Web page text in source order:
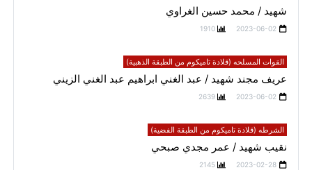
شهيد / محمد حسين الغراوي
2023-06-02
1910
القوات المسلحه (قلادة تاميكوم من الطبقة الذهبية)
عريف مجند شهيد / عبد الغني ابراهيم عبد الغني الزيني
2023-06-02
2639
الشرطه (قلادة تاميكوم من الطبقة الفضية)
نقيب شهيد / عمر مجدي صبحي
2023-02-28
2145